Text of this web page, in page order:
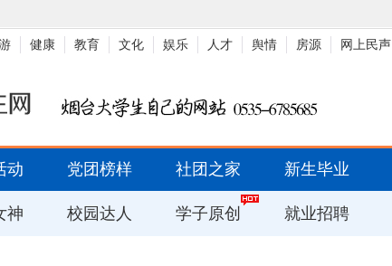
健康 教育 文化 娱乐 人才 舆情 房源 网上民声
动 党团榜样 社团之家 新生毕业
神 校园达人 学子原创 就业招聘